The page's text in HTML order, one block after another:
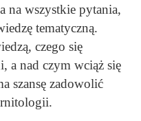
na wszystkie pytania,
tematyczną.
czego się
a nad czym wciąż się
szansę zadowolić